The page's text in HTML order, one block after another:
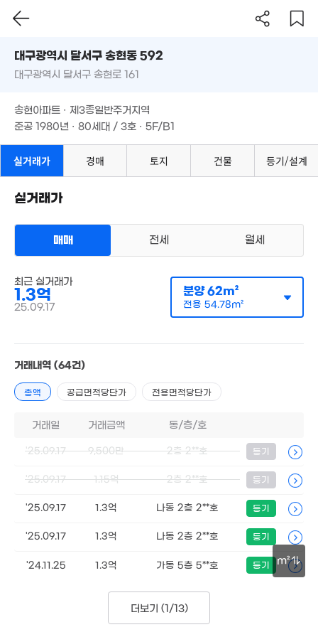
2.65억
'26. 02
매매 1억 3000만원
전용55m²
계약일 '25. 09
9,000만
3.5억
5.1억
'18. 03
'17. 03
6억
'15. 12
2.48억
필터 매물 탐색
대구시 달서구 송현동 592
준공 1980년 · 80세대 / 3호 · 5F/B1
m²
대구광역시 달서구 송현동 592
대구광역시 달서구 송현로 161
송현아파트 · 제3종일반주거지역
준공 1980년 · 80세대 / 3호 · 5F/B1
실거래가 경매 토지 건물 등기/설계
실거래가
매매 전세 월세
최근 실거래가
1.3억
25.09.17
분양62m²
전용 54.78m²
거래내역 (64건)
총액 공급면적당단가 전용면적당단가
거래일 거래금액 동/층/호
'25.09.17 9,500만 2층 2**호 등기
'25.09.17 1.15억 2층 2**호 등기
'25.09.17 1.3억 나동 2층 2**호 등기
'25.09.17 1.3억 나동 2층 2**호 등기
'24.11.25 1.3억 가동 5층 5**호 등기
더보기 (1/13)